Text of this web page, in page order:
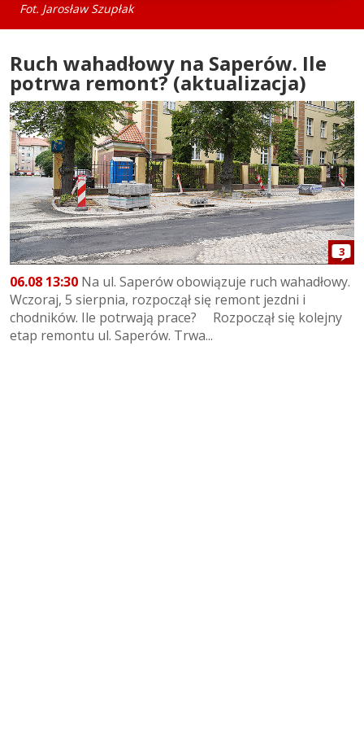
Fot. Jarosław Szupłak
Ruch wahadłowy na Saperów. Ile
potrwa remont? (aktualizacja)
3
06.08 13:30 Na ul. Saperów obowiązuje ruch wahadłowy.
Wczoraj, 5 sierpnia, rozpoczął się remont jezdni i
chodników. Ile potrwają prace? Rozpoczął się kolejny
etap remontu ul. Saperów. Trwa...